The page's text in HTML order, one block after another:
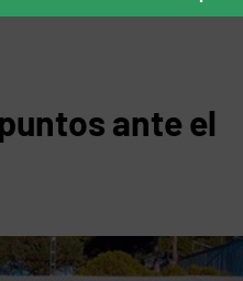
ante el